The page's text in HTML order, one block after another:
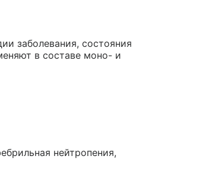
заболевания, состояния
в составе моно- и
нейтропения,